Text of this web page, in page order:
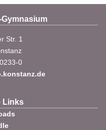
Str. 1
0
Links